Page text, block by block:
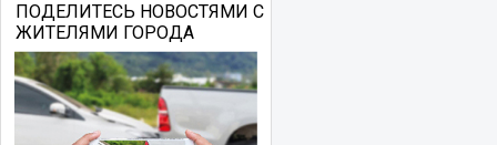
ПОДЕЛИТЕСЬ НОВОСТЯМИ С
ЖИТЕЛЯМИ ГОРОДА